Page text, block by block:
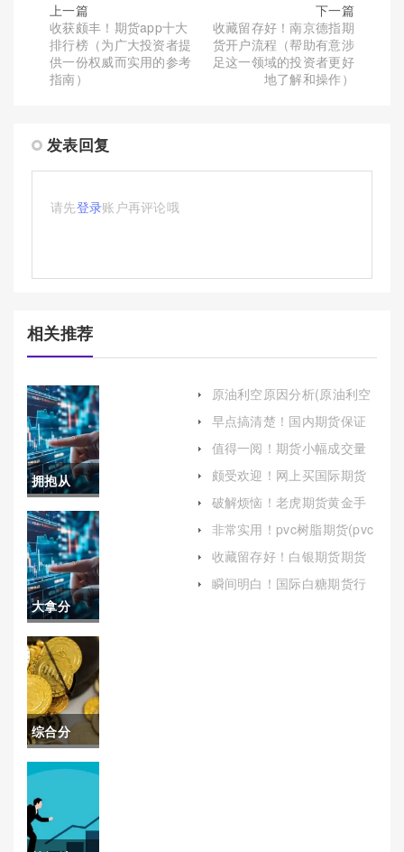
上一篇
收获颇丰！期货app十大
排行榜（为广大投资者提
供一份权威而实用的参考
指南）
下一篇
收藏留存好！南京德指期
货开户流程（帮助有意涉
足这一领域的投资者更好
地了解和操作）
发表回复
请先登录账户再评论哦
相关推荐
拥抱从
容！纽约
原油(全球
能源市场
的风向标)
大拿分
享！外盘
期货开户
哪家好(提
供的交易
品种更丰
富)
综合分
析！期货
黄金实时
喊单分析
原油利空原因分析(原油利空
原因分析最新)
早点搞清楚！国内期货保证
金总量(国内期货保证金一览
表2021)
值得一阅！期货小幅成交量
(期货小幅成交量怎么看)
颇受欢迎！网上买国际期货
直播(全面解析与指南)
破解烦恼！老虎期货黄金手
续费(老虎期货保证金)
非常实用！pvc树脂期货(pvc
树脂期货价格实时行情)
收藏留存好！白银期货期货
公司手续费（帮助投资者更
好地管理自己的交易账户）
瞬间明白！国际白糖期货行